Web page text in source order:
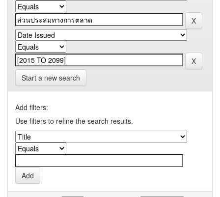
Start a new search
Add filters:
Use filters to refine the search results.